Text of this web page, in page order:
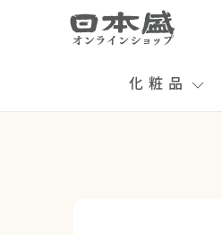
化粧品